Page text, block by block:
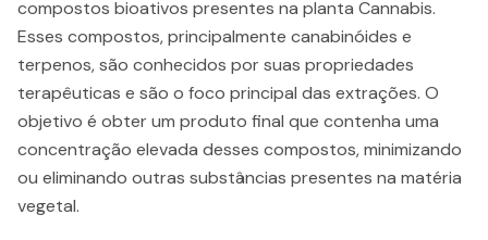
compostos bioativos presentes na planta Cannabis.
Esses compostos, principalmente canabinóides e
terpenos, são conhecidos por suas propriedades
terapêuticas e são o foco principal das extrações. O
objetivo é obter um produto final que contenha uma
concentração elevada desses compostos, minimizando
ou eliminando outras substâncias presentes na matéria
vegetal.